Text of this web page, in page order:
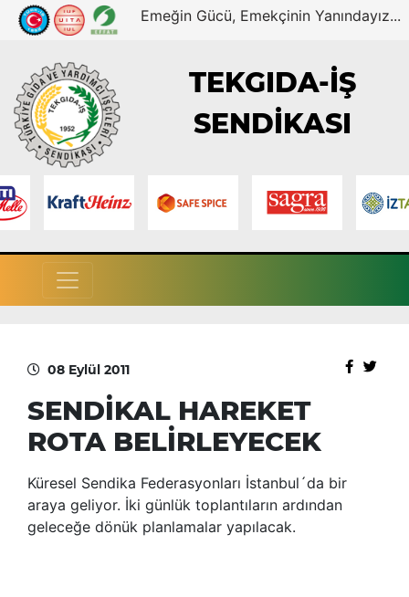
Emeğin Gücü, Emekçinin Yanındayız...
TEKGIDA-İŞ
SENDİKASI
08 Eylül 2011
SENDİKAL HAREKET
ROTA BELİRLEYECEK
Küresel Sendika Federasyonları İstanbul´da bir
araya geliyor. İki günlük toplantıların ardından
geleceğe dönük planlamalar yapılacak.